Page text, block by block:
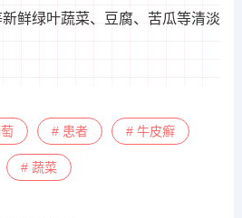
鲜绿叶蔬菜、豆腐、苦瓜等清淡
# 患者 # 牛皮癣
# 蔬菜